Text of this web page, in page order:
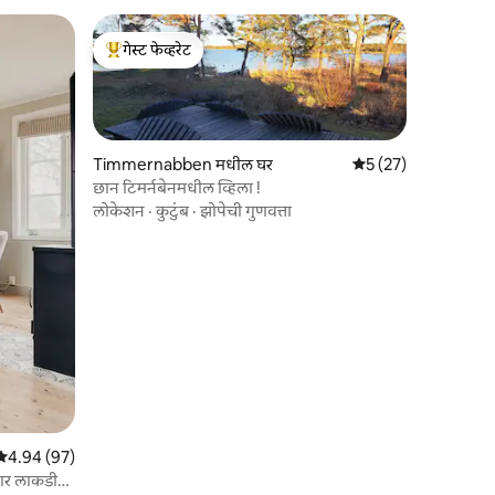
पैकी 4.94 सरासरी रेटिंग, 97 रिव्ह्यूज
4.94 (97)
लाकडी
टॉप गेस्ट फेव्हरेट
गेस्ट फेव्हरेट
Timmernabben मधील घर 5 पैकी 5 सरासरी रेटिंग,
5 (27)
छान टिमर्नबेनमधील व्हिला !
लोकेशन ·कुटुंब·झोपेची गुणवत्ता